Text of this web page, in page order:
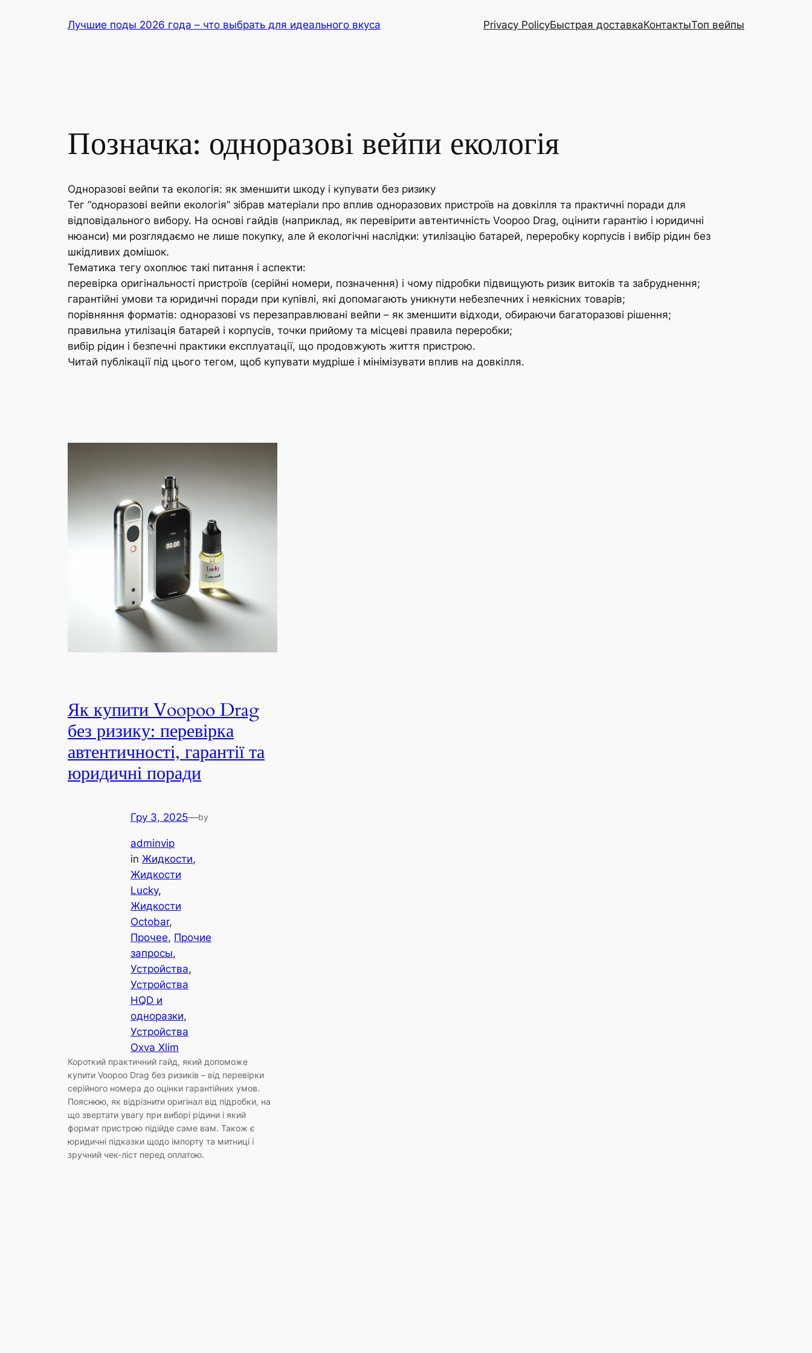
Лучшие поды 2026 года – что выбрать для идеального вкуса Privacy PolicyБыстрая доставкаКонтактыТоп вейпы
Позначка: одноразові вейпи екологія
Одноразові вейпи та екологія: як зменшити шкоду і купувати без ризику
Тег “одноразові вейпи екологія” зібрав матеріали про вплив одноразових пристроїв на довкілля та практичні поради для
відповідального вибору. На основі гайдів (наприклад, як перевірити автентичність Voopoo Drag, оцінити гарантію і юридичні
нюанси) ми розглядаємо не лише покупку, але й екологічні наслідки: утилізацію батарей, переробку корпусів і вибір рідин без
шкідливих домішок.
Тематика тегу охоплює такі питання і аспекти:
перевірка оригінальності пристроїв (серійні номери, позначення) і чому підробки підвищують ризик витоків та забруднення;
гарантійні умови та юридичні поради при купівлі, які допомагають уникнути небезпечних і неякісних товарів;
порівняння форматів: одноразові vs перезаправлювані вейпи – як зменшити відходи, обираючи багаторазові рішення;
правильна утилізація батарей і корпусів, точки прийому та місцеві правила переробки;
вибір рідин і безпечні практики експлуатації, що продовжують життя пристрою.
Читай публікації під цього тегом, щоб купувати мудріше і мінімізувати вплив на довкілля.
Як купити Voopoo Drag
без ризику: перевірка
автентичності, гарантії та
юридичні поради
Гру 3, 2025—by
adminvip
in Жидкости
Жидкости
Lucky
Жидкости
Octobar
Прочее, Прочие
запросы
Устройства
Устройства
HQD и
одноразки
Устройства
Oxva Xlim
Короткий практичний гайд, який допоможе
купити Voopoo Drag без ризиків – від перевірки
серійного номера до оцінки гарантійних умов.
Пояснюю, як відрізнити оригінал від підробки, на
що звертати увагу при виборі рідини і який
формат пристрою підійде саме вам. Також є
юридичні підказки щодо імпорту та митниці і
зручний чек-ліст перед оплатою.